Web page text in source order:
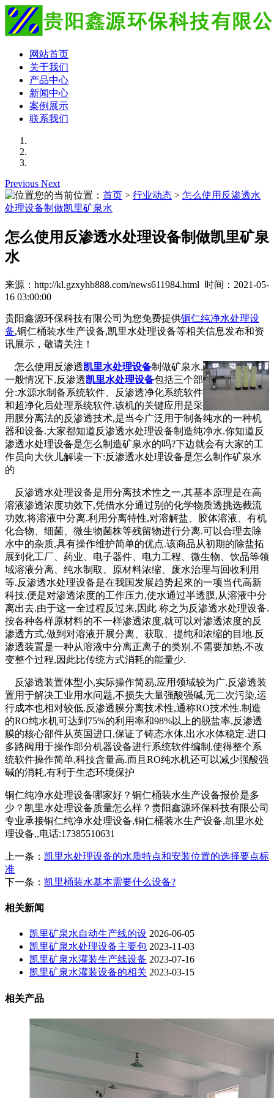
网站首页
关于我们
产品中心
新闻中心
案例展示
联系我们
Previous Next
您的当前位置： 首页 > 行业动态 > 怎么使用反渗透水
处理设备制做凯里矿泉水
怎么使用反渗透水处理设备制做凯里矿泉
水
来源：http://kl.gzxyhb888.com/news611984.html 时间：2021-05-
16 03:00:00
贵阳鑫源环保科技有限公司为您免费提供铜仁纯净水处理设
备,铜仁桶装水生产设备,凯里水处理设备等相关信息发布和资
讯展示，敬请关注！
怎么使用反渗透凯里水处理设备制做矿泉水,
一般情况下,反渗透凯里水处理设备包括三个部
分:水源水制备系统软件、反渗透净化系统软件
和超净化后处理系统软件.该机的关键应用是采
用膜分离法的反渗透技术,是当今广泛用于制备纯水的一种机
器和设备.大家都知道反渗透水处理设备制造纯净水.你知道反
渗透水处理设备是怎么制造矿泉水的吗?下边就会有大家的工
作员向大伙儿解读一下:反渗透水处理设备是怎么制作矿泉水
的
反渗透水处理设备是用分离技术性之一,其基本原理是在高
溶液渗透浓度功效下,凭借水分通过别的化学物质透挑选截流
功效,将溶液中分离.利用分离特性,对溶解盐、胶体溶液、有机
化合物、细菌、微生物菌株等残留物进行分离.可以合理去除
水中的杂质,具有操作维护简单的优点.该商品从初期的除盐拓
展到化工厂、药业、电子器件、电力工程、微生物、饮品等领
域溶液分离、纯水制取、原材料浓缩、废水治理与回收利用
等.反渗透水处理设备是在我国发展趋势起來的一项当代高新
科技.便是对渗透浓度的工作压力,使水通过半透膜,从溶液中分
离出去.由于这一全过程反过来,因此 称之为反渗透水处理设备.
按各种各样原材料的不一样渗透浓度,就可以对渗透浓度的反
渗透方式,做到对溶液开展分离、获取、提纯和浓缩的目地.反
渗透装置是一种从溶液中分离正离子的类别,不需要加热,不改
变整个过程,因此比传统方式消耗的能量少.
反渗透装置体型小,实际操作简易,应用领域较为广.反渗透装
置用于解决工业用水问题,不损失大量强酸强碱,无二次污染,运
行成本也相对较低.反渗透膜分离技术性,通称RO技术性.制造
的RO纯水机可达到75%的利用率和98%以上的脱盐率,反渗透
膜的核心部件从英国进口,保证了铸态水体,出水水体稳定.进口
多路阀用于操作部分机器设备进行系统软件编制,使得整个系
统软件操作简单,科技含量高.而且RO纯水机还可以减少强酸强
碱的消耗,有利于生态环境保护
铜仁纯净水处理设备哪家好？铜仁桶装水生产设备报价是多
少？凯里水处理设备质量怎么样？贵阳鑫源环保科技有限公司
专业承接铜仁纯净水处理设备,铜仁桶装水生产设备,凯里水处
理设备,,电话:17385510631
上一条： 凯里水处理设备的水质特点和安装位置的选择要点标
准
下一条： 凯里桶装水基本需要什么设备?
相关新闻
凯里矿泉水自动生产线的设 2026-06-05
凯里矿泉水处理设备主要包 2023-11-03
凯里矿泉水灌装生产线设备 2023-07-16
凯里矿泉水灌装设备的相关 2023-03-15
相关产品